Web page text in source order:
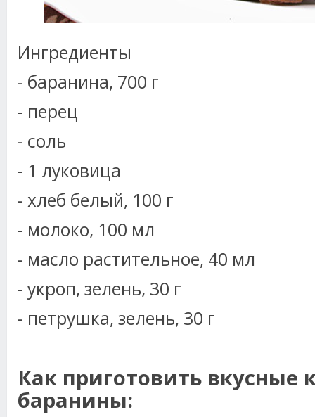
Ингредиенты
- баранина, 700 г
- перец
- соль
- 1 луковица
- хлеб белый, 100 г
- молоко, 100 мл
- масло растительное, 40 мл
- укроп, зелень, 30 г
- петрушка, зелень, 30 г
Как приготовить вкусные
баранины: